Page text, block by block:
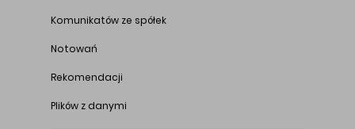
Komunikatów ze spółek
Notowań
Rekomendacji
Plików z danymi